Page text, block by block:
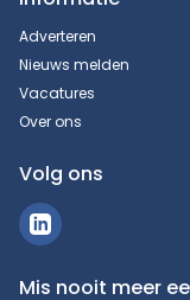
Adverteren
Nieuws melden
Vacatures
Over ons
Volg ons
Mis nooit meer